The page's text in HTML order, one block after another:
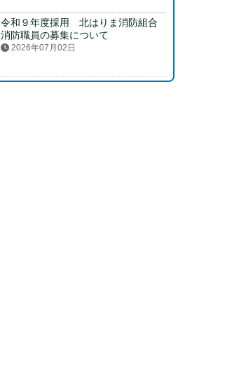
令和９年度採用 北はりま消防組合
消防職員の募集について
2026年07月02日